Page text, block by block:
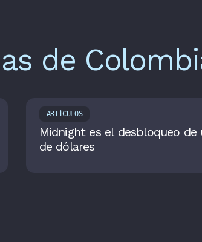
de
ARTÍCULOS
Midnight es el desbloqueo
de dólares